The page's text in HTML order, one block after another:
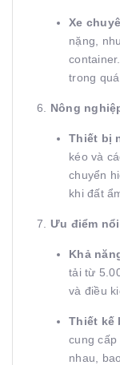
Xe
nặng,
trong
6. Nông
Thiết bị
kéo và
chuyển
khi đất
7. Ưu điểm
Khả
tải từ
và điều
Thiết kế
cung
nhau,